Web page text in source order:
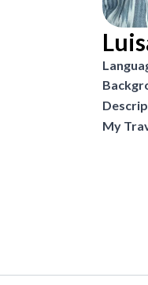
My